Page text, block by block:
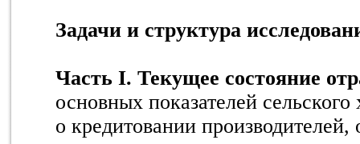
Задачи и структура
Часть I. Текущее состояние
основных показателей
о кредитовании